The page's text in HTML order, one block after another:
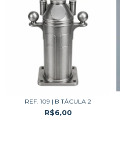
REF. 109 | BITÁCULA 2
R$6,00